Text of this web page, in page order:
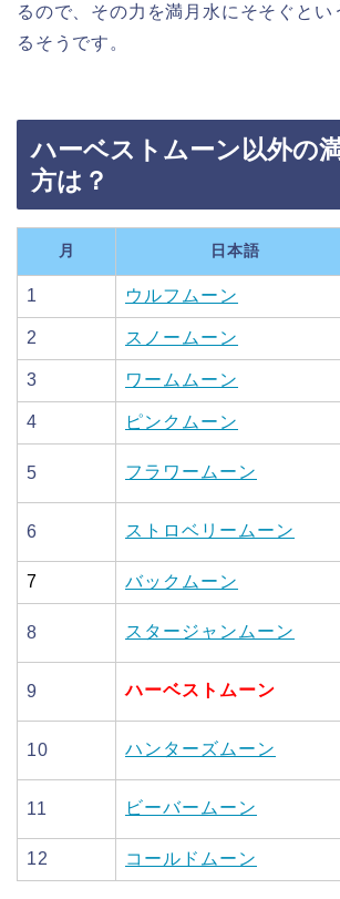
るので、その力を満月水にそそぐとい
るそうです。
ハーベストムーン以外の
方は？
月 日本語
1 ウルフムーン
2 スノームーン
3 ワームムーン
4 ピンクムーン
5 フラワームーン
6 ストロベリームーン
7 バックムーン
8 スタージャンムーン
9 ハーベストムーン
10 ハンターズムーン
11 ビーバームーン
12 コールドムーン